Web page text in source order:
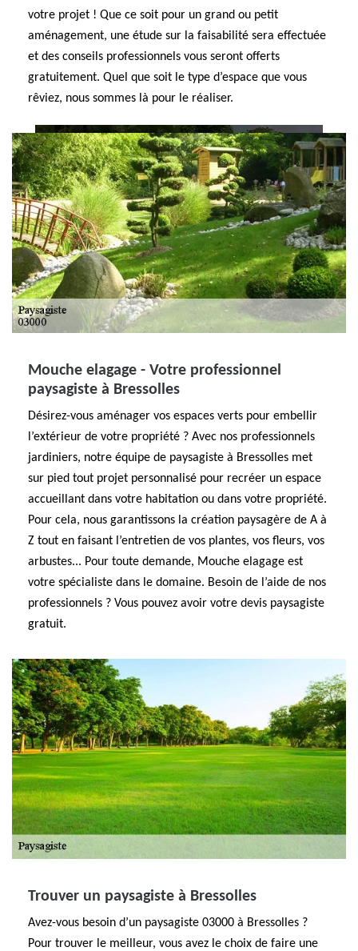
votre projet ! Que ce soit pour un grand ou petit
aménagement, une étude sur la faisabilité sera effectuée
et des conseils professionnels vous seront offerts
gratuitement. Quel que soit le type d’espace que vous
rêviez, nous sommes là pour le réaliser.
Mouche elagage - Votre professionnel
paysagiste à Bressolles
Désirez-vous aménager vos espaces verts pour embellir
l’extérieur de votre propriété ? Avec nos professionnels
jardiniers, notre équipe de paysagiste à Bressolles met
sur pied tout projet personnalisé pour recréer un espace
accueillant dans votre habitation ou dans votre propriété.
Pour cela, nous garantissons la création paysagère de A à
Z tout en faisant l’entretien de vos plantes, vos fleurs, vos
arbustes... Pour toute demande, Mouche elagage est
votre spécialiste dans le domaine. Besoin de l’aide de nos
professionnels ? Vous pouvez avoir votre devis paysagiste
gratuit.
Trouver un paysagiste à Bressolles
Avez-vous besoin d’un paysagiste 03000 à Bressolles ?
Pour trouver le meilleur, vous avez le choix de faire une